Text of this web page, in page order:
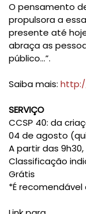
O pensamento
propulsora a
presente até
abraça as
público…”.
Saiba mais:
SERVIÇO
CCSP 40: da
04 de agosto
A partir das
Classificação
Grátis
*É